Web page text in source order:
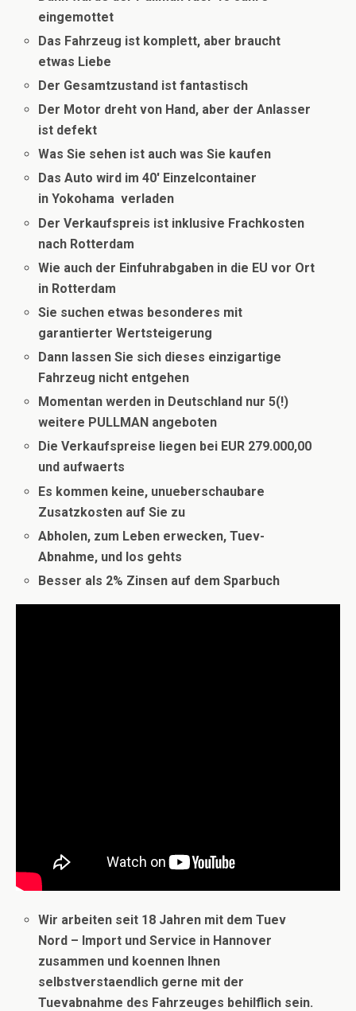
eingemottet
Das Fahrzeug ist komplett, aber braucht
etwas Liebe
Der Gesamtzustand ist fantastisch
Der Motor dreht von Hand, aber der Anlasser
ist defekt
Was Sie sehen ist auch was Sie kaufen
Das Auto wird im 40′ Einzelcontainer
in Yokohama verladen
Der Verkaufspreis ist inklusive Frachkosten
nach Rotterdam
Wie auch der Einfuhrabgaben in die EU vor Ort
in Rotterdam
Sie suchen etwas besonderes mit
garantierter Wertsteigerung
Dann lassen Sie sich dieses einzigartige
Fahrzeug nicht entgehen
Momentan werden in Deutschland nur 5(!)
weitere PULLMAN angeboten
Die Verkaufspreise liegen bei EUR 279.000,00
und aufwaerts
Es kommen keine, unueberschaubare
Zusatzkosten auf Sie zu
Abholen, zum Leben erwecken, Tuev-
Abnahme, und los gehts
Besser als 2% Zinsen auf dem Sparbuch
Wir arbeiten seit 18 Jahren mit dem Tuev
Nord – Import und Service in Hannover
zusammen und koennen Ihnen
selbstverstaendlich gerne mit der
Tuevabnahme des Fahrzeuges behilflich sein.